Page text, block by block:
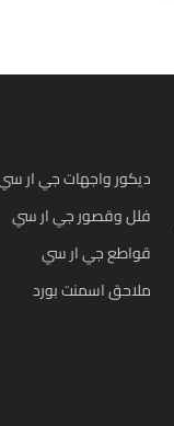
ديكور واجهات جي ار
فلل وقصور جي ار سي
قواطع جي ار سي
ملاحق اسمنت بورد